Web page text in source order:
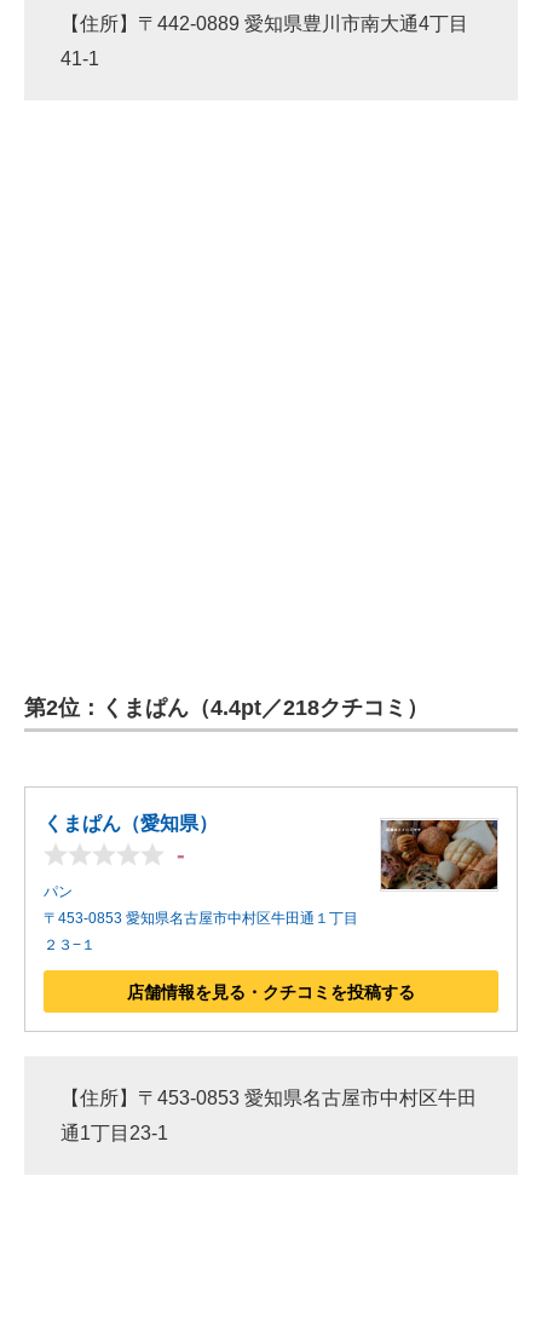
【住所】〒442-0889 愛知県豊川市南大通4丁目
41-1
第2位：くまぱん（4.4pt／218クチコミ）
くまぱん（愛知県）
-
パン
〒453-0853 愛知県名古屋市中村区牛田通１丁目
２３−１
店舗情報を見る・クチコミを投稿する
【住所】〒453-0853 愛知県名古屋市中村区牛田
通1丁目23-1